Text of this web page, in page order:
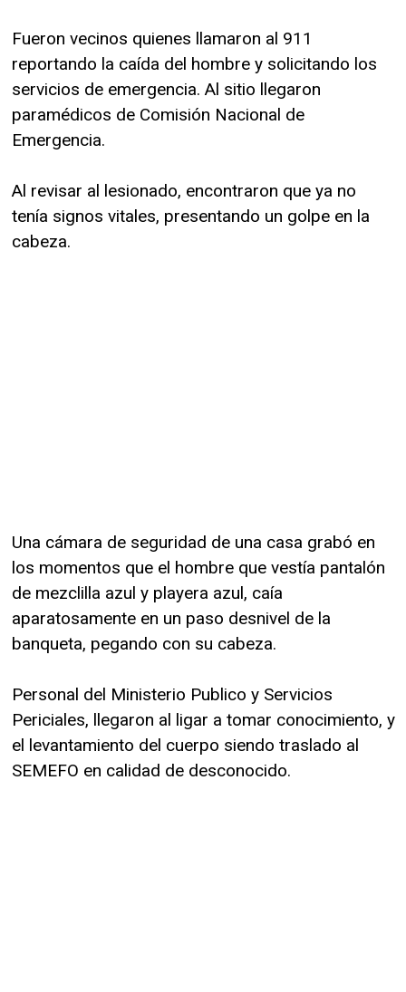
Fueron vecinos quienes llamaron al 911
reportando la caída del hombre y solicitando los
servicios de emergencia. Al sitio llegaron
paramédicos de Comisión Nacional de
Emergencia.
Al revisar al lesionado, encontraron que ya no
tenía signos vitales, presentando un golpe en la
cabeza.
Una cámara de seguridad de una casa grabó en
los momentos que el hombre que vestía pantalón
de mezclilla azul y playera azul, caía
aparatosamente en un paso desnivel de la
banqueta, pegando con su cabeza.
Personal del Ministerio Publico y Servicios
Periciales, llegaron al ligar a tomar conocimiento, y
el levantamiento del cuerpo siendo traslado al
SEMEFO en calidad de desconocido.